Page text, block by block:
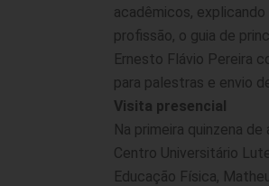
acadêmicos,
profissão, o guia de
Ernesto Flávio Pereira
para palestras e envio
Visita presencial
Na primeira quinzena
Centro Universitário
Educação Física,